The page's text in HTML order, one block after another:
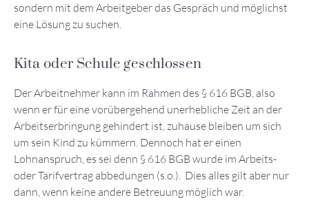
sondern mit dem Arbeitgeber das Gespräch und möglichst
eine Lösung zu suchen.
Kita oder Schule geschlossen
Der Arbeitnehmer kann im Rahmen des § 616 BGB, also
wenn er für eine vorübergehend unerhebliche Zeit an der
Arbeitserbringung gehindert ist, zuhause bleiben um sich
um sein Kind zu kümmern. Dennoch hat er einen
Lohnanspruch, es sei denn § 616 BGB wurde im Arbeits-
oder Tarifvertrag abbedungen (s.o.). Dies alles gilt aber nur
dann, wenn keine andere Betreuung möglich war.